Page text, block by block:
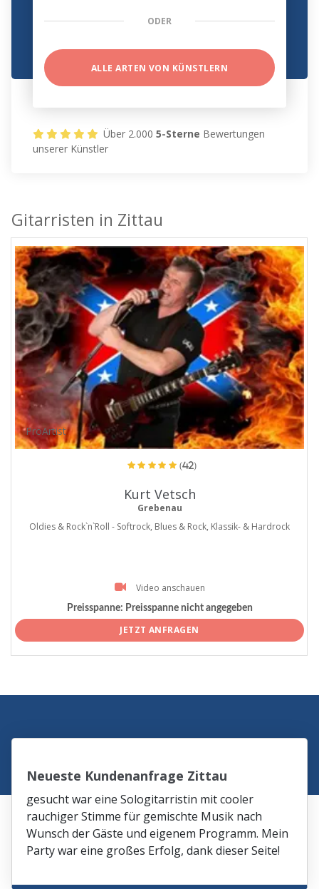
ODER
ALLE ARTEN VON KÜNSTLERN
Über 2.0005-Sterne Bewertungen
unserer Künstler
Gitarristen in Zittau
ProArtist
(42)
Kurt Vetsch
Grebenau
Oldies & Rock`n`Roll - Softrock, Blues & Rock, Klassik- & Hardrock
Video anschauen
Preisspanne: Preisspanne nicht angegeben
JETZT ANFRAGEN
Neueste Kundenanfrage Zittau
gesucht war eine Sologitarristin mit cooler
rauchiger Stimme für gemischte Musik nach
Wunsch der Gäste und eigenem Programm. Mein
Party war eine großes Erfolg, dank dieser Seite!